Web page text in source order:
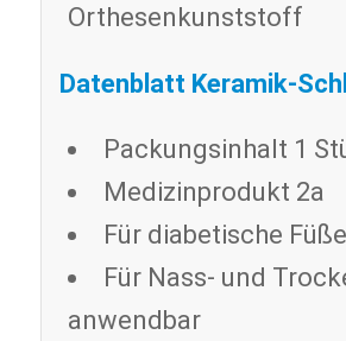
Orthesenkunststoff
Datenblatt Keramik-
Packungsinhalt 1
Medizinprodukt 2a
Für diabetische
Für Nass- und
anwendbar